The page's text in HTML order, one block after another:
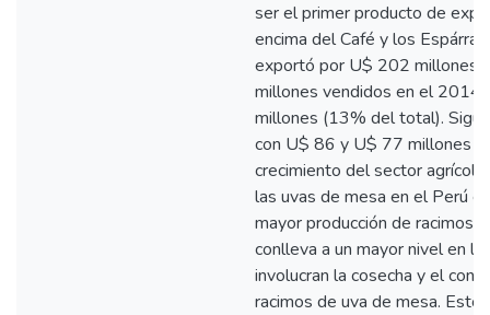
ser el primer producto de
encima del Café y los
exportó por U$ 202 millones
millones vendidos en el
millones (13% del total).
con U$ 86 y U$ 77 millones
crecimiento del sector
las uvas de mesa en el Perú
mayor producción de racimos,
conlleva a un mayor nivel en
involucran la cosecha y el
racimos de uva de mesa.